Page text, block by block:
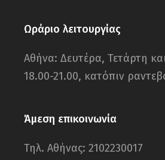
Ωράριο λειτουργίας
Αθήνα: Δευτέρα, Τετάρτη
18.00-21.00, κατόπιν
Άμεση επικοινωνία
Τηλ. Αθήνας: 2102230017